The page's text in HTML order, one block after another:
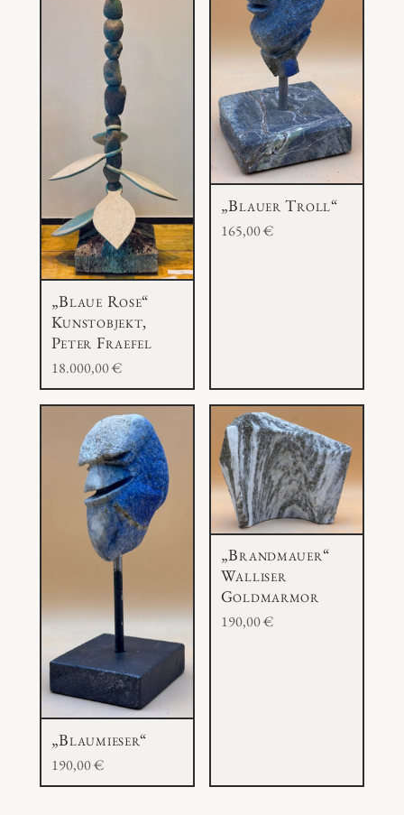
„Blaue Rose“
Kunstobjekt,
Peter Fraefel
18.000,00€
„Blauer Troll“
165,00€
„Blaumieser“
190,00€
„Brandmauer“
Walliser
Goldmarmor
190,00€